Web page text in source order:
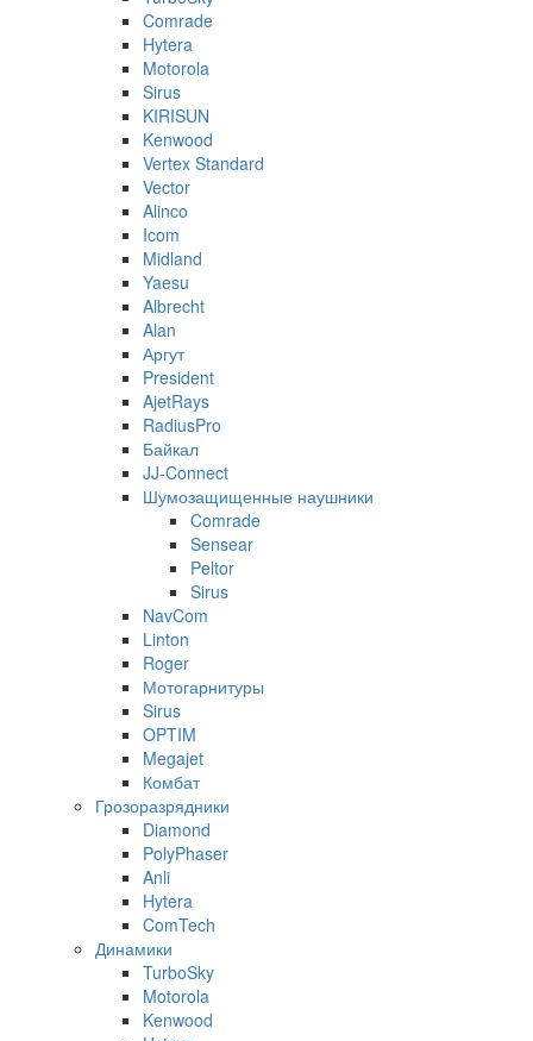
Comrade
Hytera
Motorola
Sirus
KIRISUN
Kenwood
Vertex Standard
Vector
Alinco
Icom
Midland
Yaesu
Albrecht
Alan
Аргут
President
AjetRays
RadiusPro
Байкал
JJ-Connect
Шумозащищенные наушники
Comrade
Sensear
Peltor
Sirus
NavCom
Linton
Roger
Мотогарнитуры
Sirus
OPTIM
Megajet
Комбат
Грозоразрядники
Diamond
PolyPhaser
Anli
Hytera
ComTech
Динамики
TurboSky
Motorola
Kenwood